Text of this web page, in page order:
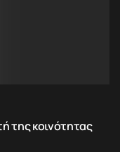
της κοινότητας